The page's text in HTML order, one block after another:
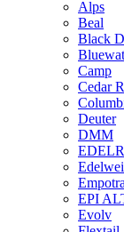
Alps
Beal
Black
Camp
Cedar
Deuter
DMM
EPI
Evolv